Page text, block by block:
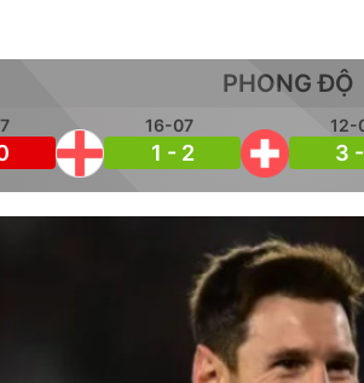
PHONG ĐỘ
16-07
1 - 2
12-
3